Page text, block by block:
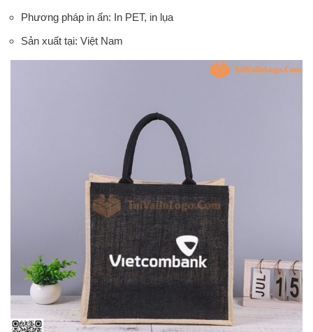
Phương pháp in ấn: In PET, in lụa
Sản xuất tại: Việt Nam